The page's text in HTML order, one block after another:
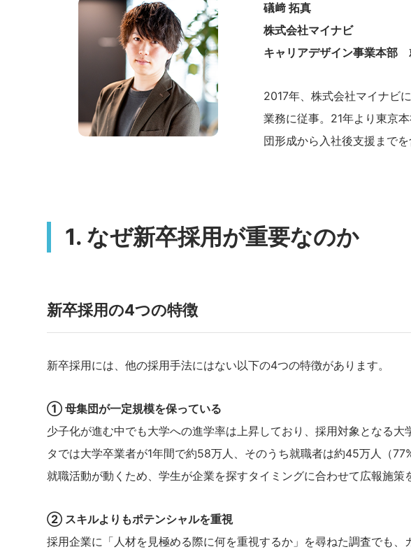
礒﨑 拓真
株式会社マイナビ
キャリアデザイン事業本
2017年、株式会社マイナビ
業務に従事。21年より東京
団形成から入社後支援まで
1. なぜ新卒採用が重要なのか
新卒採用の4つの特徴
新卒採用には、他の採用手法にはない以下の4つの特徴があります。
① 母集団が一定規模を保っている
少子化が進む中でも大学への進学率は上昇しており、採用対象となる
タでは大学卒業者が1年間で約58万人、そのうち就職者は約45万人（
就職活動が動くため、学生が企業を探すタイミングに合わせて広報施策
② スキルよりもポテンシャルを重視
採用企業に「人材を見極める際に何を重視するか」を尋ねた調査でも